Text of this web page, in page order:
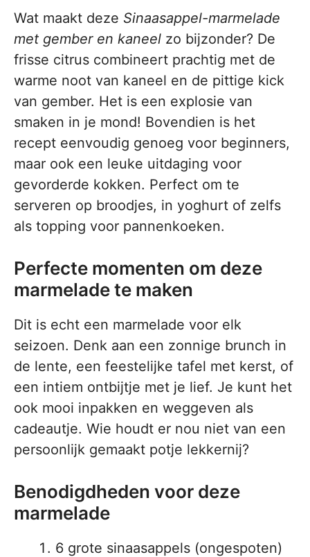
Wat maakt deze Sinaasappel-marmelade
met gember en kaneel zo bijzonder? De
frisse citrus combineert prachtig met de
warme noot van kaneel en de pittige kick
van gember. Het is een explosie van
smaken in je mond! Bovendien is het
recept eenvoudig genoeg voor beginners,
maar ook een leuke uitdaging voor
gevorderde kokken. Perfect om te
serveren op broodjes, in yoghurt of zelfs
als topping voor pannenkoeken.
Perfecte momenten om deze
marmelade te maken
Dit is echt een marmelade voor elk
seizoen. Denk aan een zonnige brunch in
de lente, een feestelijke tafel met kerst, of
een intiem ontbijtje met je lief. Je kunt het
ook mooi inpakken en weggeven als
cadeautje. Wie houdt er nou niet van een
persoonlijk gemaakt potje lekkernij?
Benodigdheden voor deze
marmelade
6 grote sinaasappels (ongespoten)